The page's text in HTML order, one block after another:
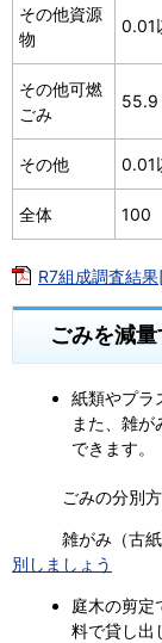
その他資源
物
0.01
その他可燃
ごみ
55.9
その他 0.01
全体 100
R7組成調査結
ごみを減量
紙類やプラ
また、雑
できます。
ごみの分別方
雑がみ（古紙）
別しましょう
庭木の剪定
料で貸し出